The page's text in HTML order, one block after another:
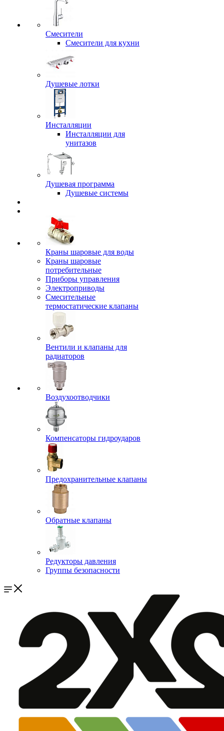
Смесители
Смесители для кухни
Душевые лотки
Инсталляции
Инсталляции для
унитазов
Душевая программа
Душевые системы
Краны шаровые для воды
Краны шаровые
потребительные
Приборы управления
Электроприводы
Смесительные
термостатические клапаны
Вентили и клапаны для
радиаторов
Воздухоотводчики
Компенсаторы гидроударов
Предохранительные клапаны
Обратные клапаны
Редукторы давления
Группы безопасности